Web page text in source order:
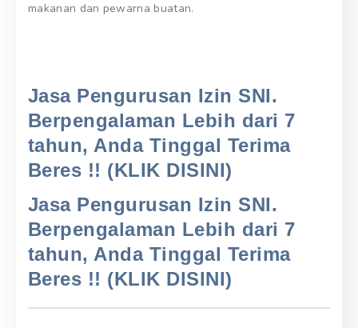
makanan dan pewarna buatan.
Jasa Pengurusan Izin SNI.
Berpengalaman Lebih dari 7
tahun, Anda Tinggal Terima
Beres !! (KLIK DISINI)
Jasa Pengurusan Izin SNI.
Berpengalaman Lebih dari 7
tahun, Anda Tinggal Terima
Beres !! (KLIK DISINI)